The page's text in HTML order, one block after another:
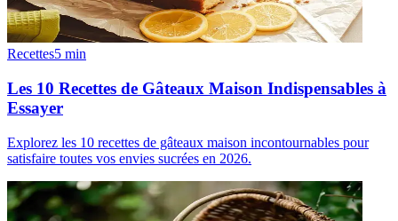
Recettes5 min
Les 10 Recettes de Gâteaux Maison Indispensables à
Essayer
Explorez les 10 recettes de gâteaux maison incontournables pour
satisfaire toutes vos envies sucrées en 2026.